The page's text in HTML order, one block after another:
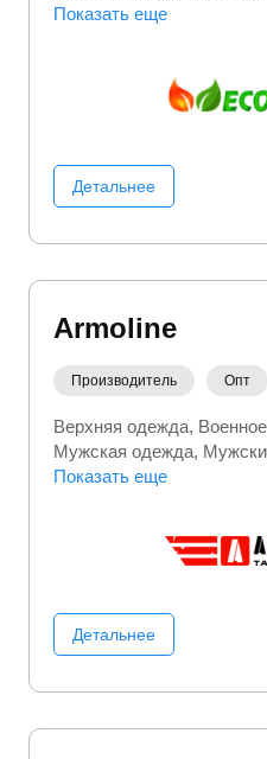
развлечения
Показать еще
Детальнее
Armoline
Производитель Опт
Верхняя одежда
Мужская одежда
костюмы Термобелье
Показать еще
Детальнее